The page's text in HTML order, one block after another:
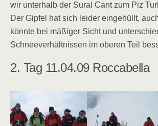
wir unterhalb der Sural Cant zum Piz
Der Gipfel hat sich leider eingehüllt,
könnte bei mäßiger Sicht und
Schneeverhältnissen im oberen Teil
2. Tag 11.04.09 Roccabella